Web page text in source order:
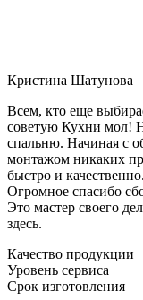
Кристина Шатунова
Всем, кто еще
советую Кухни мол!
спальню. Начиная с
монтажом никаких
быстро и
Огромное спасибо
Это мастер своего
здесь.
Качество продукции
Уровень сервиса
Срок изготовления